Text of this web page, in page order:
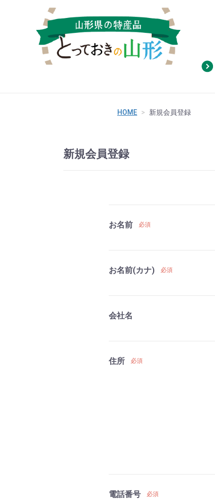
HOME 新規会員登録
新規会員登録
お名前 必須
お名前(カナ) 必須
会社名
住所 必須
電話番号 必須